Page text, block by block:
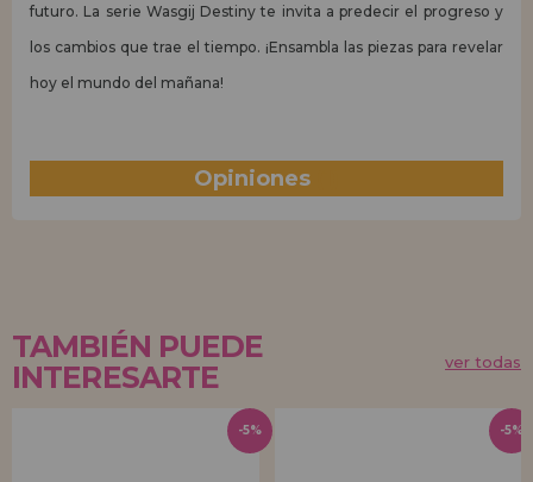
futuro. La serie Wasgij Destiny te invita a predecir el progreso y
los cambios que trae el tiempo. ¡Ensambla las piezas para revelar
hoy el mundo del mañana!
Opiniones
TAMBIÉN PUEDE
INTERESARTE
ver todas
-5% -5%